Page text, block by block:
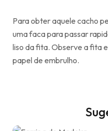
Para obter aquele cacho
uma faca para passar
liso da fita. Observe a fita
papel de embrulho.